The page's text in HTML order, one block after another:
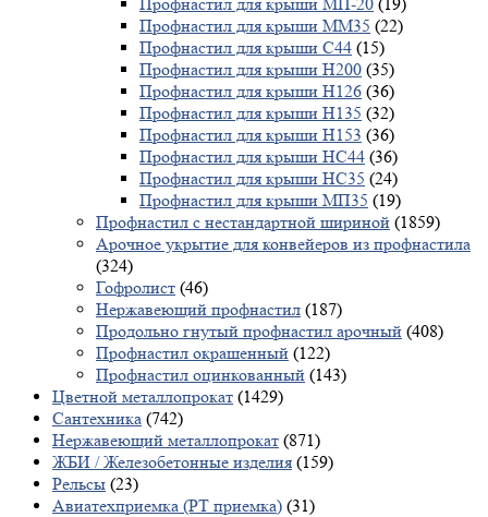
Профнастил для крыши ММ35 (22)
Профнастил для крыши С44 (15)
Профнастил для крыши Н200 (35)
Профнастил для крыши Н126 (36)
Профнастил для крыши Н135 (32)
Профнастил для крыши Н153 (36)
Профнастил для крыши НС44 (36)
Профнастил для крыши НС35 (24)
Профнастил для крыши МП35 (19)
Профнастил с нестандартной шириной (1859)
Арочное укрытие для конвейеров из профнастила
(324)
Гофролист (46)
Нержавеющий профнастил (187)
Продольно гнутый профнастил арочный (408)
Профнастил окрашенный (122)
Профнастил оцинкованный (143)
Цветной металлопрокат (1429)
Сантехника (742)
Нержавеющий металлопрокат (871)
ЖБИ / Железобетонные изделия (159)
Рельсы (23)
Авиатехприемка (РТ приемка) (31)